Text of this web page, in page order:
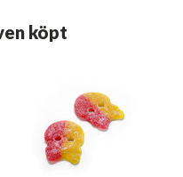
köpt